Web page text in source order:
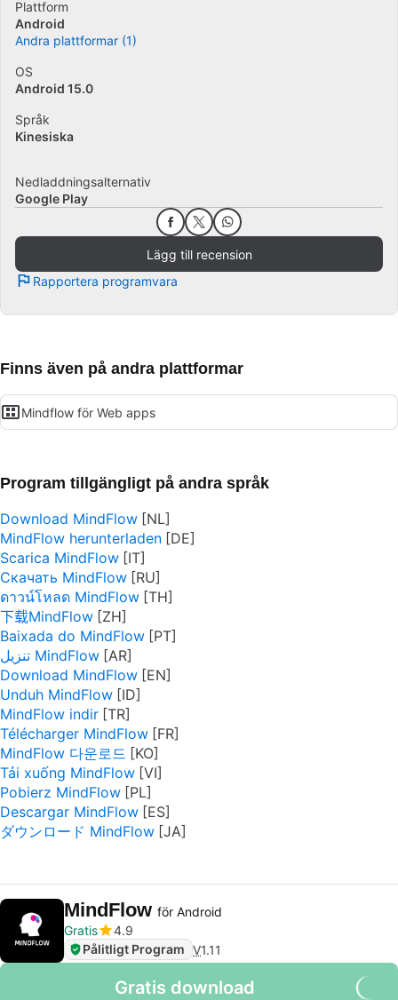
Plattform
Android
Andra plattformar (1)
OS
Android 15.0
Språk
Kinesiska
Nedladdningsalternativ
Google Play
Lägg till recension
Rapportera programvara
Finns även på andra plattformar
Mindflow för Web apps
Program tillgängligt på andra språk
Download MindFlow
MindFlow herunterladen
Scarica MindFlow
Скачать MindFlow
ดาวน์โหลด MindFlow
下载MindFlow
Baixada do MindFlow
تنزيل MindFlow
Download MindFlow
Unduh MindFlow
MindFlow indir
Télécharger MindFlow
MindFlow 다운로드
Tải xuống MindFlow
Pobierz MindFlow
Descargar MindFlow
ダウンロード MindFlow
MindFlow för Android
Gratis
4.9
Pålitligt Program V1.11
Gratis download